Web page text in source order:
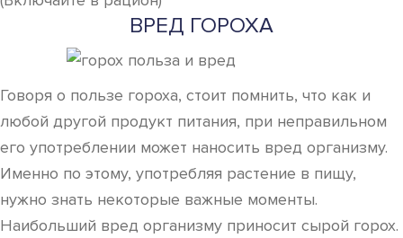
ВРЕД ГОРОХА
Говоря о пользе гороха, стоит помнить, что как и
любой другой продукт питания, при неправильном
его употреблении может наносить вред организму.
Именно по этому, употребляя растение в пищу,
нужно знать некоторые важные моменты.
Наибольший вред организму приносит сырой горох.